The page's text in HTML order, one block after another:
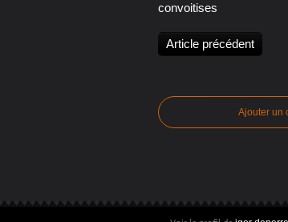
convoitises
Article précédent
Ajouter un